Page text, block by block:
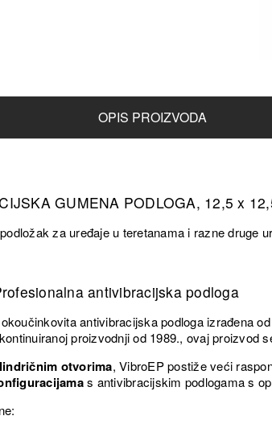
OPIS PROIZVODA
GUMENA PODLOGA, 12,5 x
za uređaje u teretanama i razne druge
antivibracijska podloga
antivibracijska podloga izrađena
proizvodnji od 1989., ovaj proizvod
otvorima, VibroEP postiže veći
s antivibracijskim podlogama s